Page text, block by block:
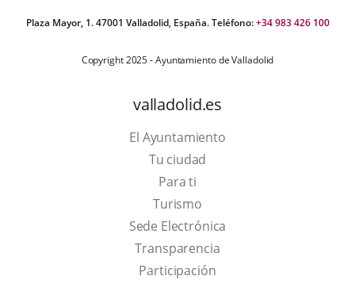
Plaza Mayor, 1. 47001 Valladolid, España. Teléfono:+34 983 426 100
Copyright 2025 - Ayuntamiento de Valladolid
valladolid.es
El Ayuntamiento
Tu ciudad
Para ti
TurismoThis
link
will
open
Sede Electrónica
Transparencia
Participación